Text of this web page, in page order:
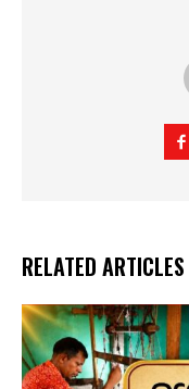
RELATED ARTICLES